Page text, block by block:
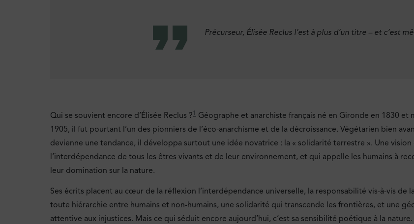
Précurseur, Élisée Reclus l’est à plus d’un titre – et c’est
Qui se souvient encore d’Élisée Reclus ? 1 Géographe et anarchiste français né en Gironde en 1830 et
1905, il fut pourtant l’un des pionniers de l’éco-anarchisme et de la décroissance. Végétarien bien
devienne une tendance, il développa surtout une idée novatrice : la « solidarité terrestre ». Une
l’interdépendance de tous les êtres vivants et de leur environnement, et qui appelle les humains à
leur domination sur la nature.
Ses écrits placent au cœur de la réflexion l’interdépendance universelle, la responsabilité vis-à-vis de
toute hiérarchie entre humains et non-humains, une solidarité qui transcende les frontières, et une
attentive aux injustices. Mais ce qui séduit encore aujourd’hui, c’est sa sensibilité poétique à la nature.